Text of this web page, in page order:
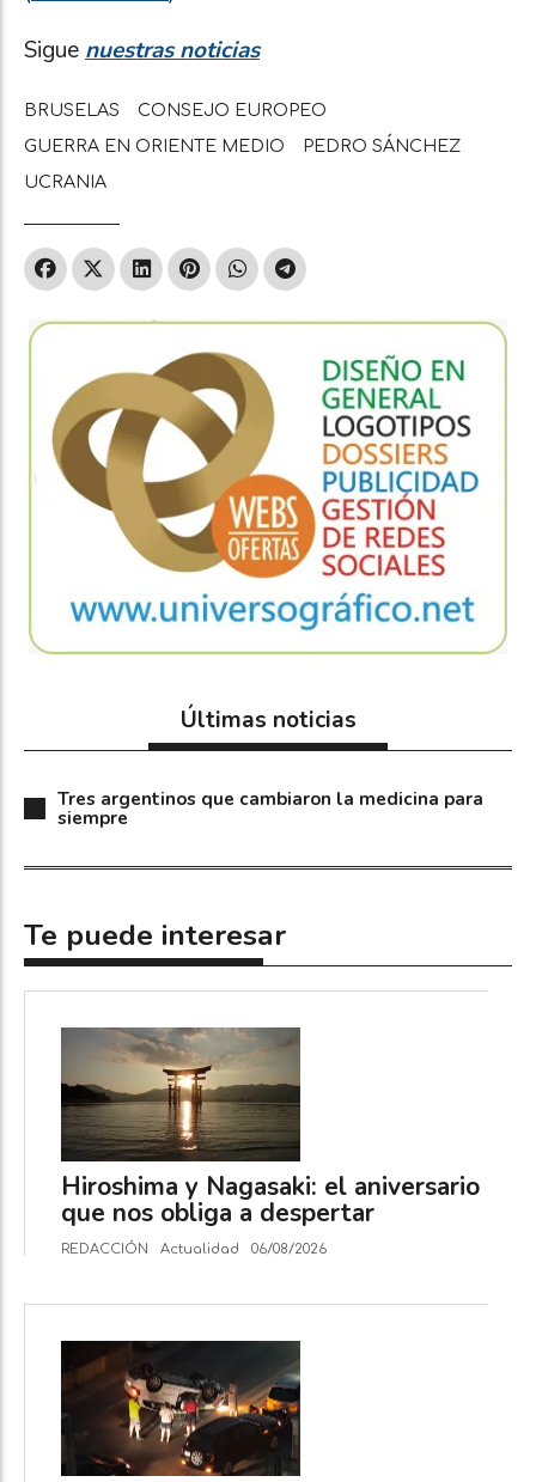
Sigue nuestras noticias
BRUSELAS
CONSEJO EUROPEO
GUERRA EN ORIENTE MEDIO
PEDRO SÁNCHEZ
UCRANIA
Últimas noticias
Tres argentinos que cambiaron la medicina para
siempre
Te puede interesar
Hiroshima y Nagasaki: el aniversario
que nos obliga a despertar
REDACCIÓN Actualidad 06/08/2026